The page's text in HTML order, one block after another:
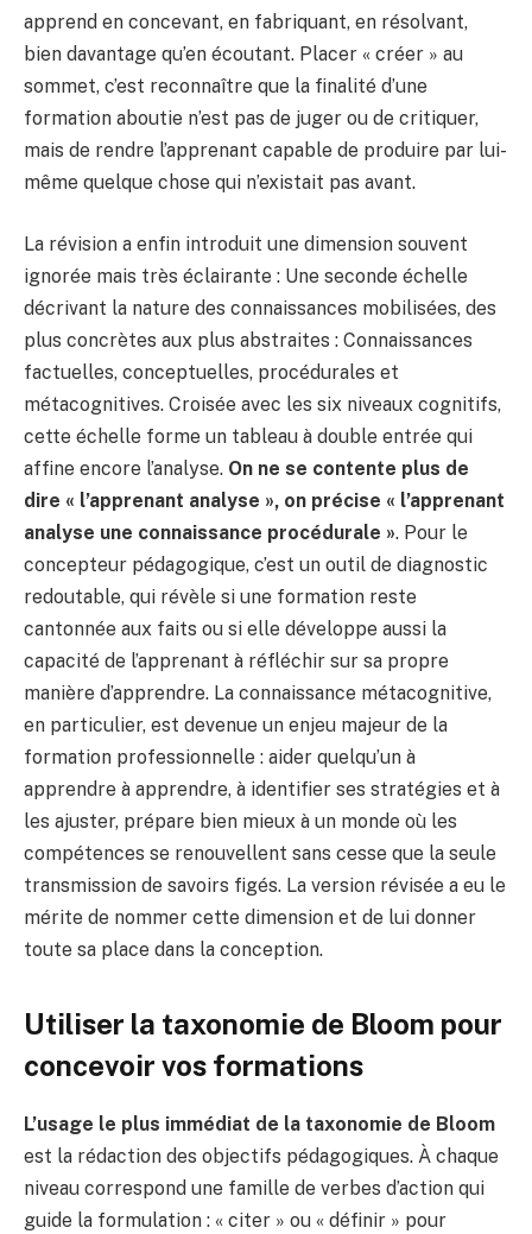
apprend en concevant, en fabriquant, en résolvant,
bien davantage qu’en écoutant. Placer « créer » au
sommet, c’est reconnaître que la finalité d’une
formation aboutie n’est pas de juger ou de critiquer,
mais de rendre l’apprenant capable de produire par lui-
même quelque chose qui n’existait pas avant.
La révision a enfin introduit une dimension souvent
ignorée mais très éclairante : Une seconde échelle
décrivant la nature des connaissances mobilisées, des
plus concrètes aux plus abstraites : Connaissances
factuelles, conceptuelles, procédurales et
métacognitives. Croisée avec les six niveaux cognitifs,
cette échelle forme un tableau à double entrée qui
affine encore l’analyse. On ne se contente plus de
dire « l’apprenant analyse », on précise « l’apprenant
analyse une connaissance procédurale ». Pour le
concepteur pédagogique, c’est un outil de diagnostic
redoutable, qui révèle si une formation reste
cantonnée aux faits ou si elle développe aussi la
capacité de l’apprenant à réfléchir sur sa propre
manière d’apprendre. La connaissance métacognitive,
en particulier, est devenue un enjeu majeur de la
formation professionnelle : aider quelqu’un à
apprendre à apprendre, à identifier ses stratégies et à
les ajuster, prépare bien mieux à un monde où les
compétences se renouvellent sans cesse que la seule
transmission de savoirs figés. La version révisée a eu le
mérite de nommer cette dimension et de lui donner
toute sa place dans la conception.
Utiliser la taxonomie de Bloom pour
concevoir vos formations
L’usage le plus immédiat de la taxonomie de Bloom
est la rédaction des objectifs pédagogiques. À chaque
niveau correspond une famille de verbes d’action qui
guide la formulation : « citer » ou « définir » pour